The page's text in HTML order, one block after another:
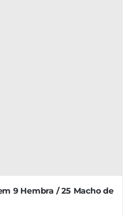
9 Hembra / 25 Macho de